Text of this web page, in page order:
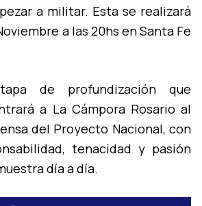
a militar. Esta se realizará
a las 20hs en Santa Fe
de profundización que
a La Cámpora Rosario al
del Proyecto Nacional, con
tenacidad y pasión
dí­a a dí­a.